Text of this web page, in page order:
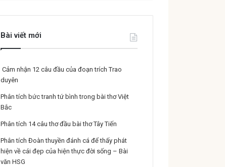
Bài viết mới
Cảm nhận 12 câu đầu của đoạn trích Trao
duyên
Phân tích bức tranh tứ bình trong bài thơ Việt
Bắc
Phân tích 14 câu thơ đầu bài thơ Tây Tiến
Phân tích Đoàn thuyền đánh cá để thấy phát
hiện về cái đẹp của hiện thực đời sống – Bài
văn HSG